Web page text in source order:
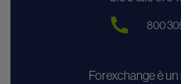
800
Forexchange è